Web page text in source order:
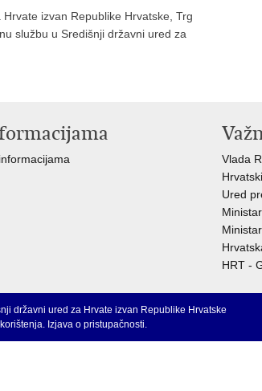
izvan Republike Hrvatske, Trg
službu u Središnji državni ured za
Vlada
Ured
HRT -
državni ured za Hrvate izvan Republike Hrvatske
. Izjava o pristupačnosti.